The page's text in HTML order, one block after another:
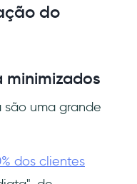
do
minimizados
uma grande
dos clientes